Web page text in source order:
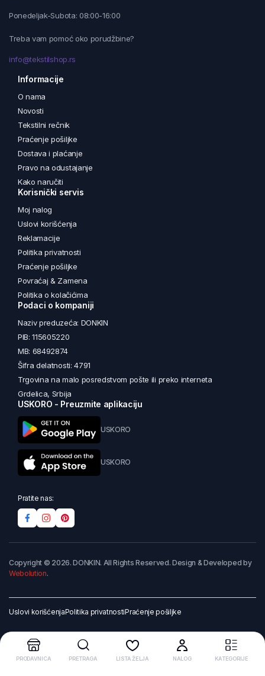
Ponedeljak-Subota: 08:00-16:00
Treba vam pomoć oko porudžbine?
info@tekstilshop.rs
Informacije
O nama
Novosti
Tekstilni rečnik
Praćenje pošiljke
Dostava i plaćanje
Pravo na odustajanje
Kako naručiti
Korisnički servis
Moj nalog
Uslovi korišćenja
Reklamacije
Politika privatnosti
Praćenje pošiljke
Povraćaj & Zamena
Politika o kolačićima
Podaci o kompaniji
Naziv preduzeća: DONKIN
PIB: 115605220
MB: 68492874
Šifra delatnosti: 4791
Trgovina na malo posredstvom pošte ili preko interneta
Grdelica, Srbija
USKORO - Preuzmite aplikaciju
USKORO
USKORO
Pratite nas:
Copyright © 2026. DONKIN. All Rights Reserved. Design & Developed by
Webolution.
Uslovi korišćenjaPolitika privatnostiPraćenje pošiljke
PRODAVNICA PRETRAGA LISTA ŽELJA NALOG KATEGORIJE